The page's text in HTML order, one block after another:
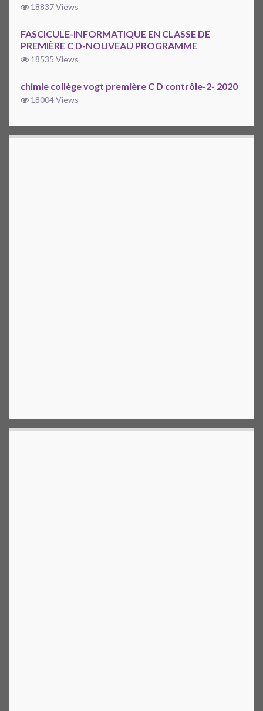
18837 Views
FASCICULE-INFORMATIQUE EN CLASSE DE
PREMIÈRE C D-NOUVEAU PROGRAMME
18535 Views
chimie collège vogt première C D contrôle-2- 2020
18004 Views